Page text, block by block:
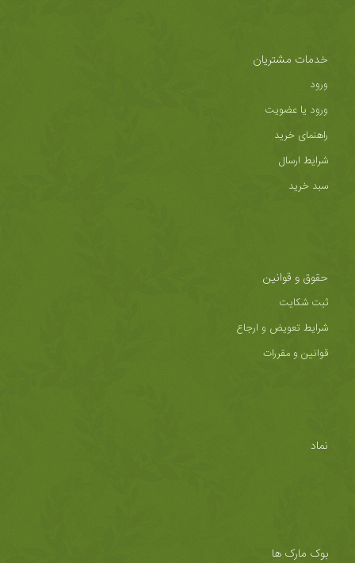
خدمات مشتریان
ورود
ورود یا عضویت
راهنمای خرید
شرایط ارسال
سبد خرید
حقوق و قوانین
ثبت شکایت
شرایط تعویض و ارجاع
قوانین و مقررات
نماد
بوک مارک ها